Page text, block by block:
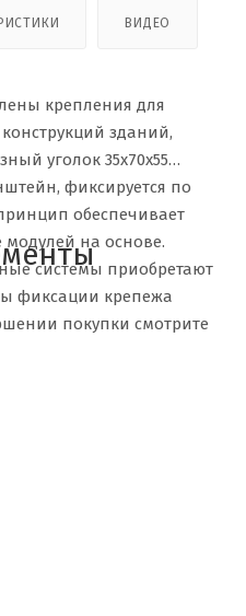
ВИДЕО
крепления для
зданий,
уголок 35х70х55
фиксируется по
обеспечивает
на основе.
системы приобретают
фиксации крепежа
покупки смотрите